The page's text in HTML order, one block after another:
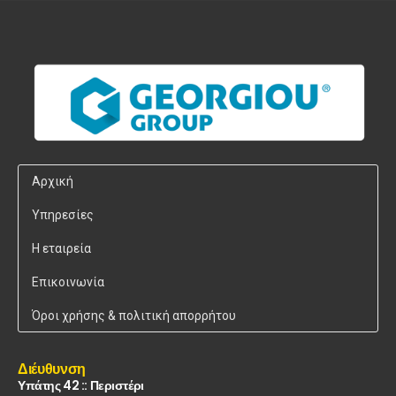
Αρχική
Υπηρεσίες
Η εταιρεία
Επικοινωνία
Όροι χρήσης & πολιτική απορρήτου
Διέυθυνση
Υπάτης 42 :: Περιστέρι